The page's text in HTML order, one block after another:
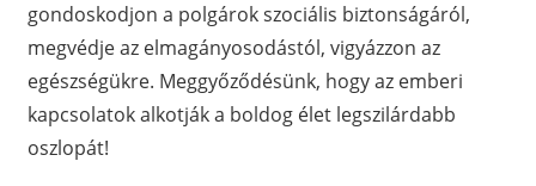
gondoskodjon a polgárok szociális biztonságáról,
megvédje az elmagányosodástól, vigyázzon az
egészségükre. Meggyőződésünk, hogy az emberi
kapcsolatok alkotják a boldog élet legszilárdabb
oszlopát!